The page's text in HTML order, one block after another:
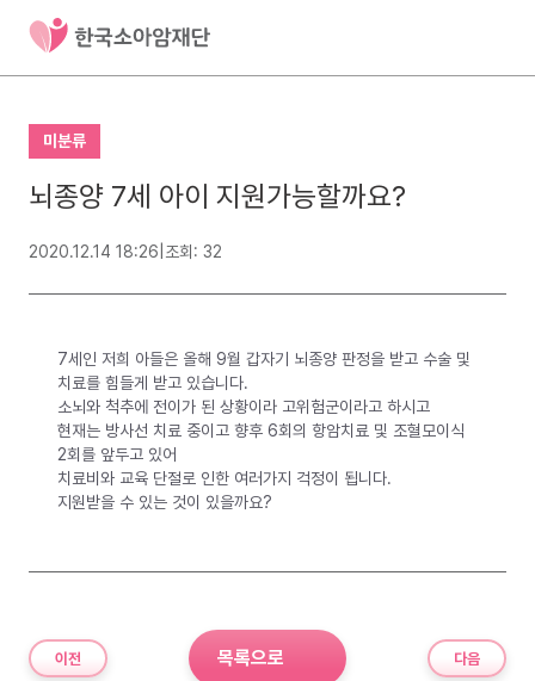
미분류
뇌종양 7세 아이 지원가능할까요?
2020.12.14 18:26 조회: 32
7세인 저희 아들은 올해 9월 갑자기 뇌종양 판정을 받고 수술 및
치료를 힘들게 받고 있습니다.
소뇌와 척추에 전이가 된 상황이라 고위험군이라고 하시고
현재는 방사선 치료 중이고 향후 6회의 항암치료 및 조혈모이식
2회를 앞두고 있어
치료비와 교육 단절로 인한 여러가지 걱정이 됩니다.
지원받을 수 있는 것이 있을까요?
이전 목록으로 다음